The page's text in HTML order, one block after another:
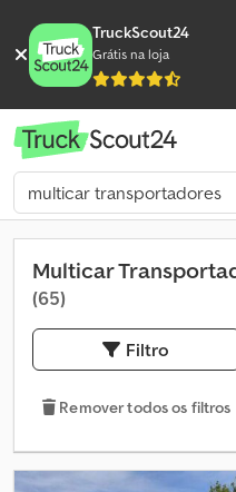
TruckScout24
Grátis na loja
Multicar
(65)
Filtro
Remover todos os filtros